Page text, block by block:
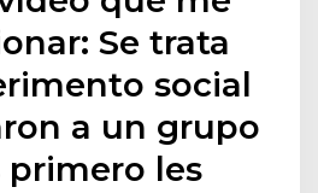
Se trata
social
a un grupo
primero les